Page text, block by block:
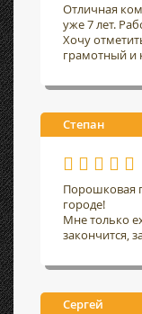
Отличная
уже 7 лет.
Хочу
грамотный и
Степан
Порошковая
городе!
Мне только
закончится,
Сергей